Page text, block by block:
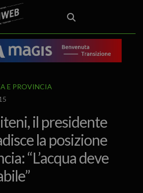
VENETO
VICENZA E PROVINCIA
ATTUALITA’ POLITICA
CURIOSITÀ – LIFESTYLE
CULTURA ARTE
& DRINK
E PROVINCIA
il presidente
la posizione
“L’acqua deve